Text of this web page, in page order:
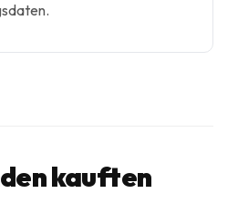
kauften